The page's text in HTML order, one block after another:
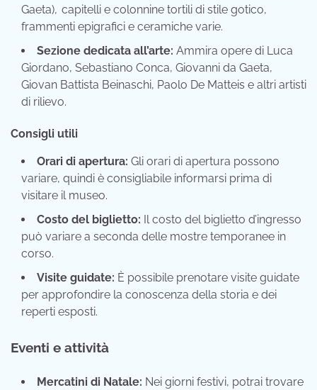
Gaeta), capitelli e colonnine tortili di stile gotico,
frammenti epigrafici e ceramiche varie.
Sezione dedicata all’arte: Ammira opere di Luca
Giordano, Sebastiano Conca, Giovanni da Gaeta,
Giovan Battista Beinaschi, Paolo De Matteis e altri artisti
di rilievo.
Consigli utili
Orari di apertura: Gli orari di apertura possono
variare, quindi è consigliabile informarsi prima di
visitare il museo.
Costo del biglietto: Il costo del biglietto d’ingresso
può variare a seconda delle mostre temporanee in
corso.
Visite guidate: È possibile prenotare visite guidate
per approfondire la conoscenza della storia e dei
reperti esposti.
Eventi e attività
Mercatini di Natale: Nei giorni festivi, potrai trovare